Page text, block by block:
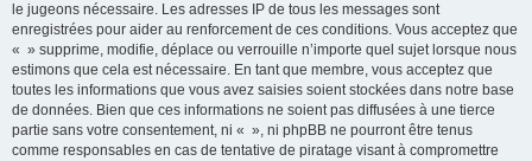
le jugeons nécessaire. Les adresses IP de tous les messages sont
enregistrées pour aider au renforcement de ces conditions. Vous acceptez que
« » supprime, modifie, déplace ou verrouille n’importe quel sujet lorsque nous
estimons que cela est nécessaire. En tant que membre, vous acceptez que
toutes les informations que vous avez saisies soient stockées dans notre base
de données. Bien que ces informations ne soient pas diffusées à une tierce
partie sans votre consentement, ni « », ni phpBB ne pourront être tenus
comme responsables en cas de tentative de piratage visant à compromettre